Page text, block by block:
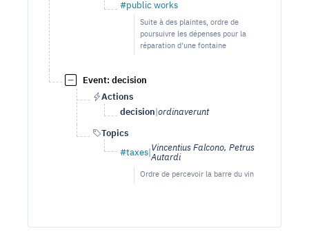
#public works
Suite à des plaintes, ordre de
poursuivre les dépenses pour la
réparation d'une fontaine
Event: decision
Actions
decision ordinaverunt
Topics
#taxes|
Vincentius Falcono, Petrus
Autardi
Ordre de percevoir la barre du vin